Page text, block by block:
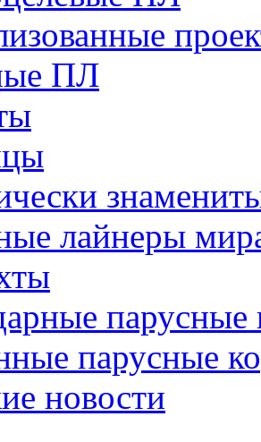
ПЛ
лайнеры
парусные
парусные
новости